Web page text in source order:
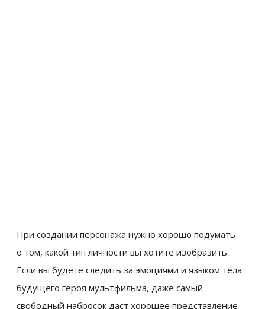
При создании персонажа нужно хорошо подумать
о том, какой тип личности вы хотите изобразить.
Если вы будете следить за эмоциями и языком тела
будущего героя мультфильма, даже самый
свободный набросок даст хорошее представление